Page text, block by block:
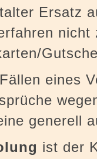
Ersatz
eines
generell
ist der